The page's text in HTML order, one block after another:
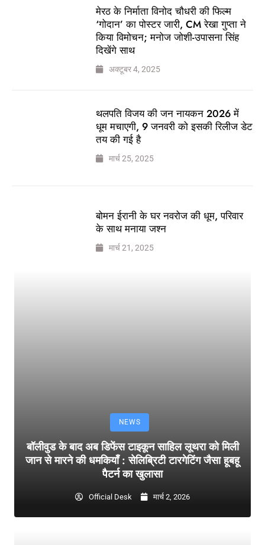
मेरठ के निर्माता विनोद चौधरी की फिल्म
‘गोदान’ का पोस्टर जारी, CM रेखा गुप्ता ने
किया विमोचन; मनोज जोशी-उपासना सिंह
दिखेंगे साथ
अक्टूबर 4, 2025
थलपति विजय की जन नायकन 2026 में
धूम मचाएगी, 9 जनवरी को इसकी रिलीज डेट
तय की गई है
मार्च 25, 2025
बोमन ईरानी के घर नवरोज की धूम, परिवार
के साथ मनाया जश्न
मार्च 21, 2025
NEWS
बॉलीवुड के बाद अब डिफेंस टाइकून साहिल लूथरा को मिली
जान से मारने की धमकियाँ : सेलिब्रिटी टारगेटिंग जैसा हूबहू
पैटर्न का खुलासा
Official Desk मार्च 2, 2026